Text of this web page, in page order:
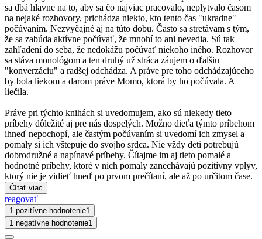
sa dbá hlavne na to, aby sa čo najviac pracovalo, neplytvalo časom
na nejaké rozhovory, prichádza niekto, kto tento čas "ukradne"
počúvaním. Nezvyčajné aj na túto dobu. Často sa stretávam s tým,
že sa zabúda aktívne počúvať, že mnohí to ani nevedia. Sú tak
zahľadení do seba, že nedokážu počúvať niekoho iného. Rozhovor
sa stáva monológom a ten druhý už stráca záujem o ďalšiu
"konverzáciu" a radšej odchádza. A práve pre toho odchádzajúceho
by bola liekom a darom práve Momo, ktorá by ho počúvala. A
liečila.
Práve pri týchto knihách si uvedomujem, ako sú niekedy tieto
príbehy dôležité aj pre nás dospelých. Možno dieťa týmto príbehom
ihneď nepochopí, ale častým počúvaním si uvedomí ich zmysel a
pomaly si ich vštepuje do svojho srdca. Nie vždy deti potrebujú
dobrodružné a napínavé príbehy. Čítajme im aj tieto pomalé a
hodnotné príbehy, ktoré v nich pomaly zanechávajú pozitívny vplyv,
ktorý nie je vidieť hneď po prvom prečítaní, ale až po určitom čase.
Čítať viac
reagovať
1 pozitívne hodnotenie1
1 negatívne hodnotenie1